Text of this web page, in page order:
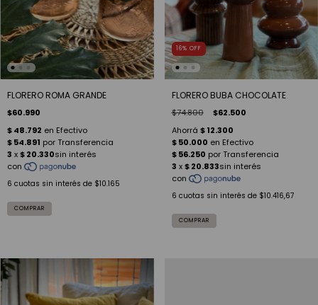
FLORERO ROMA GRANDE
$60.990
6 cuotas sin interés de $10.165
16% OFF
FLORERO BUBA CHOCOLATE
$74.800 $62.500
6 cuotas sin interés de $10.416,67